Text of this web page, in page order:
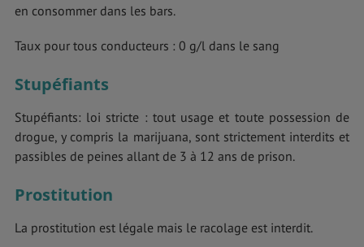
en consommer dans les bars.
Taux pour tous conducteurs : 0 g/l dans le sang
Stupéfiants
Stupéfiants: loi stricte : tout usage et toute possession de
drogue, y compris la marijuana, sont strictement interdits et
passibles de peines allant de 3 à 12 ans de prison.
Prostitution
La prostitution est légale mais le racolage est interdit.